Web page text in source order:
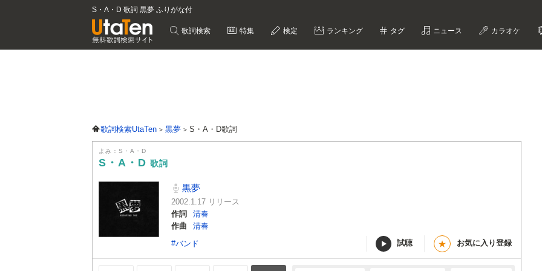
S・A・D 歌詞 黒夢 ふりがな付
歌詞検索 特集 検定 ランキング タグ ニュース カラオケ
歌詞検索UtaTen 黒夢 S・A・D歌詞
よみ：S・A・D
S・A・D 歌詞
黒夢
2002.1.17 リリース
作詞
清春
作曲
清春
#バンド
試聴 ★ お気に入り登録